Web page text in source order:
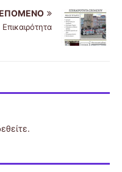
Επικαιρότητα
.